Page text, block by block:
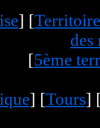
] [
des
[5ème
] [Tours]